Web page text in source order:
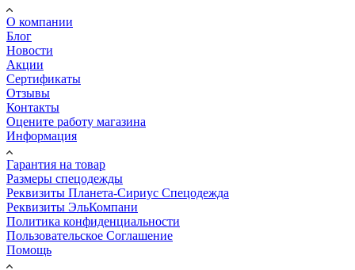
О компании
Блог
Новости
Акции
Сертификаты
Отзывы
Контакты
Оцените работу магазина
Информация
Гарантия на товар
Размеры спецодежды
Реквизиты Планета-Сириус Спецодежда
Реквизиты ЭльКомпани
Политика конфиденциальности
Пользовательское Соглашение
Помощь